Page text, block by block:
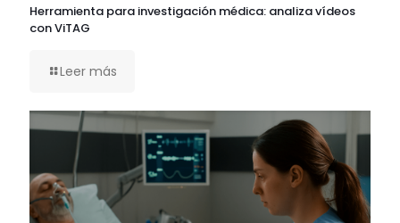
Herramienta para investigación médica: analiza vídeos
con ViTAG
Leer más